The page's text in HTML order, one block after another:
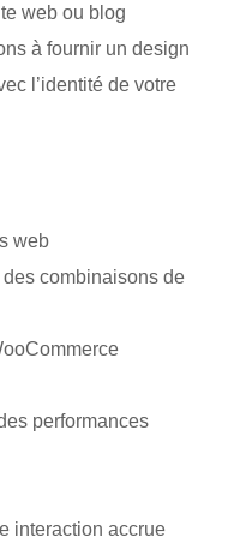
web ou blog
à fournir un design
l’identité de votre
web
combinaisons de
performances
interaction accrue